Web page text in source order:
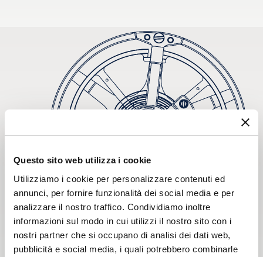
Questo sito web utilizza i cookie
Utilizziamo i cookie per personalizzare contenuti ed
annunci, per fornire funzionalità dei social media e per
analizzare il nostro traffico. Condividiamo inoltre
informazioni sul modo in cui utilizzi il nostro sito con i
nostri partner che si occupano di analisi dei dati web,
pubblicità e social media, i quali potrebbero combinarle